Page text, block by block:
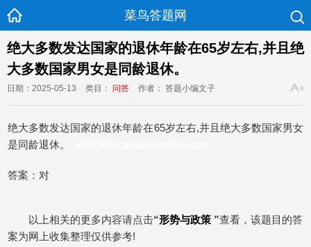
菜鸟答题网
绝大多数发达国家的退休年龄在65岁左右,并且绝
大多数国家男女是同龄退休。
日期：2025-05-13 类目： 问答 作者： 答题小编文子
绝大多数发达国家的退休年龄在65岁左右,并且绝大多数国家男女
是同龄退休。
答案：对
以上相关的更多内容请点击“形势与政策 ”查看，该题目的答
案为网上收集整理仅供参考!